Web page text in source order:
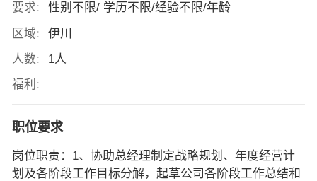
要求:
性别不限/ 学历不限/经验不限/年龄
区域:
伊川
人数:
1人
福利:
职位要求
岗位职责：1、协助总经理制定战略规划、年度经营计
划及各阶段工作目标分解，起草公司各阶段工作总结和